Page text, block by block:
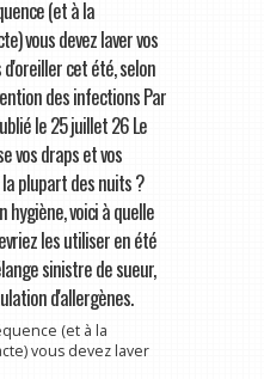
(et à la
vous devez laver vos
cet été, selon
des infections Par
le 25 juillet 26 Le
vos draps et vos
plupart des nuits ?
hygiène, voici à quelle
les utiliser en été
sinistre de sueur,
d'allergènes.
(et à la
vous devez laver